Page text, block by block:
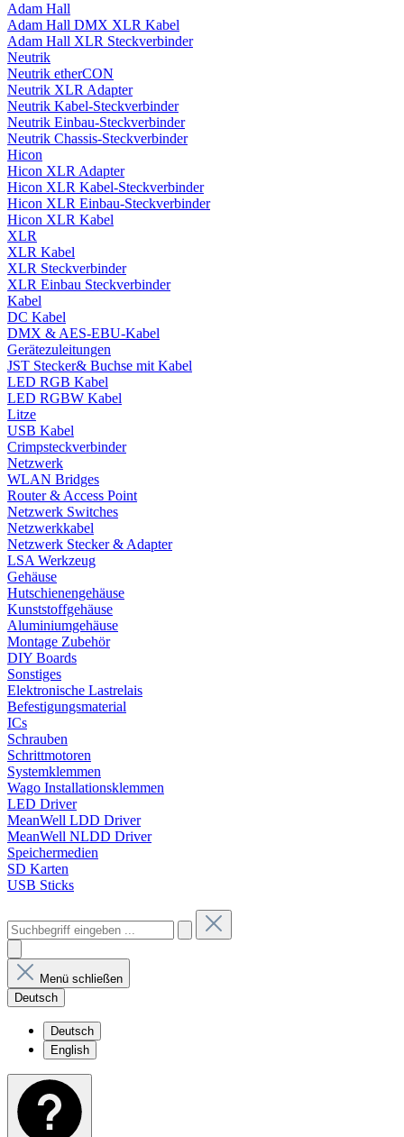
Adam Hall
Adam Hall DMX XLR Kabel
Adam Hall XLR Steckverbinder
Neutrik
Neutrik etherCON
Neutrik XLR Adapter
Neutrik Kabel-Steckverbinder
Neutrik Einbau-Steckverbinder
Neutrik Chassis-Steckverbinder
Hicon
Hicon XLR Adapter
Hicon XLR Kabel-Steckverbinder
Hicon XLR Einbau-Steckverbinder
Hicon XLR Kabel
XLR
XLR Kabel
XLR Steckverbinder
XLR Einbau Steckverbinder
Kabel
DC Kabel
DMX & AES-EBU-Kabel
Gerätezuleitungen
JST Stecker& Buchse mit Kabel
LED RGB Kabel
LED RGBW Kabel
Litze
USB Kabel
Crimpsteckverbinder
Netzwerk
WLAN Bridges
Router & Access Point
Netzwerk Switches
Netzwerkkabel
Netzwerk Stecker & Adapter
LSA Werkzeug
Gehäuse
Hutschienengehäuse
Kunststoffgehäuse
Aluminiumgehäuse
Montage Zubehör
DIY Boards
Sonstiges
Elektronische Lastrelais
Befestigungsmaterial
ICs
Schrauben
Schrittmotoren
Systemklemmen
Wago Installationsklemmen
LED Driver
MeanWell LDD Driver
MeanWell NLDD Driver
Speichermedien
SD Karten
USB Sticks
Menü schließen
Deutsch
Deutsch
English